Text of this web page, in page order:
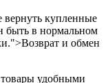
купленные
быть в нормальном
и обмен
удобными